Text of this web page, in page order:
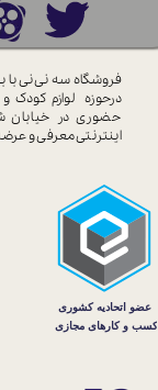
فروشگاه سه نی نی
درحوزه لوازم کودک
حضوری در خیابان
اینترنتی معرفی و عرضه